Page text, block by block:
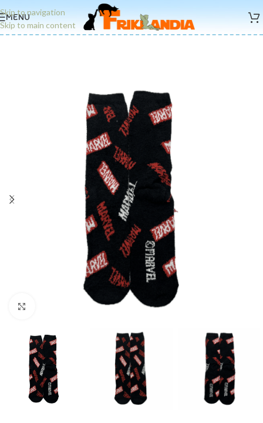
Skip to navigation
Skip to main content
MENU